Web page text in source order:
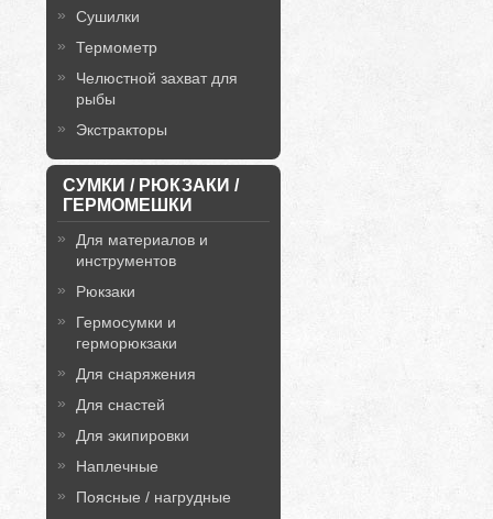
Сушилки
Термометр
Челюстной захват для
рыбы
Экстракторы
СУМКИ / РЮКЗАКИ /
ГЕРМОМЕШКИ
Для материалов и
инструментов
Рюкзаки
Гермосумки и
герморюкзаки
Для снаряжения
Для снастей
Для экипировки
Наплечные
Поясные / нагрудные